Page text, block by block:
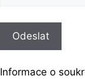
Informace o